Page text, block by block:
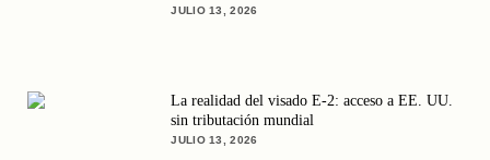
JULIO 13, 2026
La realidad del visado E-2: acceso a EE. UU.
sin tributación mundial
JULIO 13, 2026